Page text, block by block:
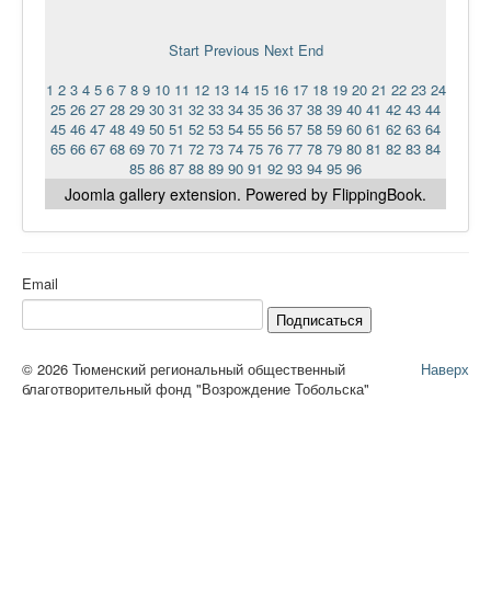
Ермаковополе.рф
Start Previous Next End
1 2 3 4 5 6 7 8 9 10 11 12 13 14 15 16 17 18 19 20 21 22 23 24
25 26 27 28 29 30 31 32 33 34 35 36 37 38 39 40 41 42 43 44
45 46 47 48 49 50 51 52 53 54 55 56 57 58 59 60 61 62 63 64
65 66 67 68 69 70 71 72 73 74 75 76 77 78 79 80 81 82 83 84
85 86 87 88 89 90 91 92 93 94 95 96
Joomla gallery extension. Powered by FlippingBook.
Email
Подписаться
Наверх
© 2026 Тюменский региональный общественный
благотворительный фонд "Возрождение Тобольска"